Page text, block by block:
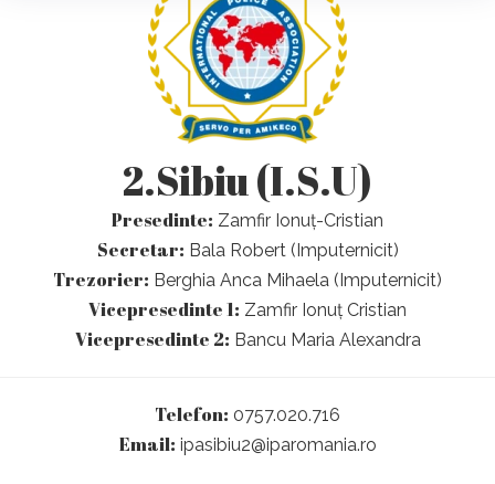
2.Sibiu (I.S.U)
Presedinte: Zamfir Ionuț-Cristian
Secretar: Bala Robert (Imputernicit)
Trezorier: Berghia Anca Mihaela (Imputernicit)
Vicepresedinte 1: Zamfir Ionuț Cristian
Vicepresedinte 2: Bancu Maria Alexandra
Telefon: 0757.020.716
Email: ipasibiu2@iparomania.ro